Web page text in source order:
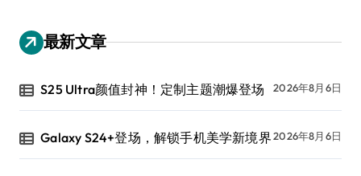
最新文章
S25 Ultra颜值封神！定制主题潮爆登场 2026年8月6日
Galaxy S24+登场，解锁手机美学新境界2026年8月6日